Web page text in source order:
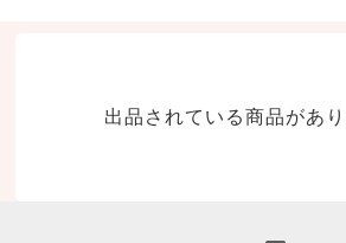
出品されている商品があり